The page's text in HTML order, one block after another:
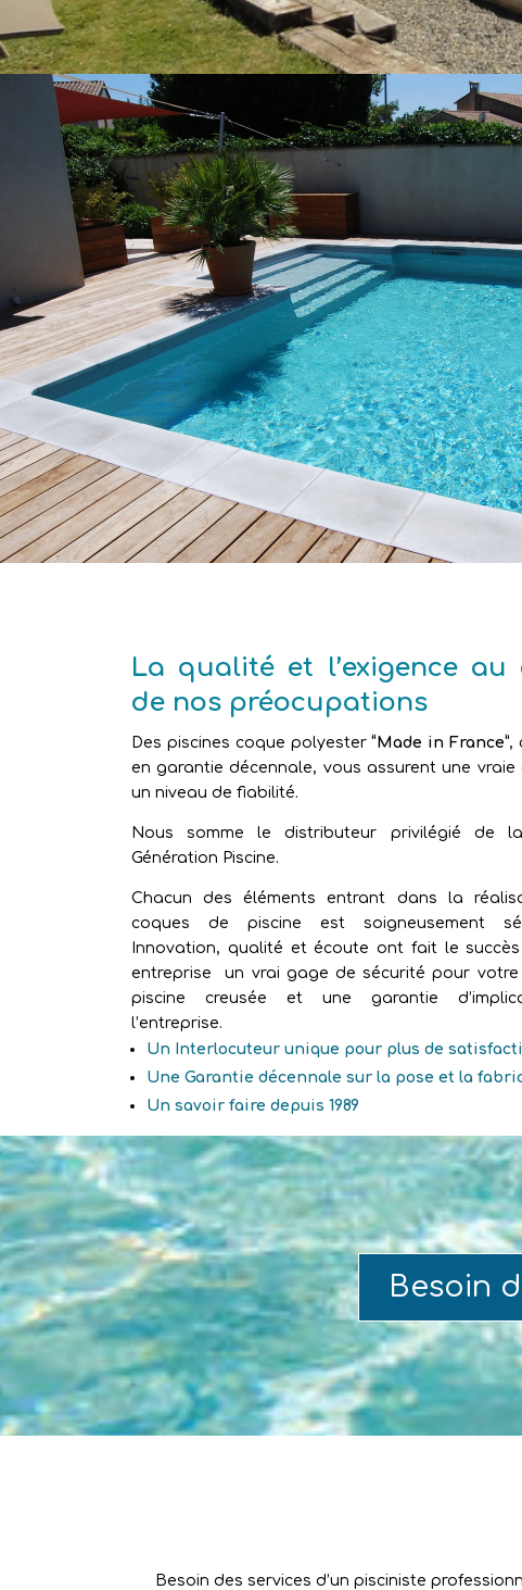
La qualité et l’exigence au
de nos préocupations
Des piscines coque polyester“Made in France”,
en garantie décennale, vous assurent une vraie
un niveau de fiabilité.
Nous somme le distributeur privilégié de
Génération Piscine.
Chacun des éléments entrant dans la
coques de piscine est soigneusement
Innovation, qualité et écoute ont fait le
entreprise un vrai gage de sécurité pour votre
piscine creusée et une garantie
l’entreprise.
Un Interlocuteur unique pour plus de
Une Garantie décennale sur la pose et la
Un savoir faire depuis 1989
Besoin
Besoin des services d’un pisciniste